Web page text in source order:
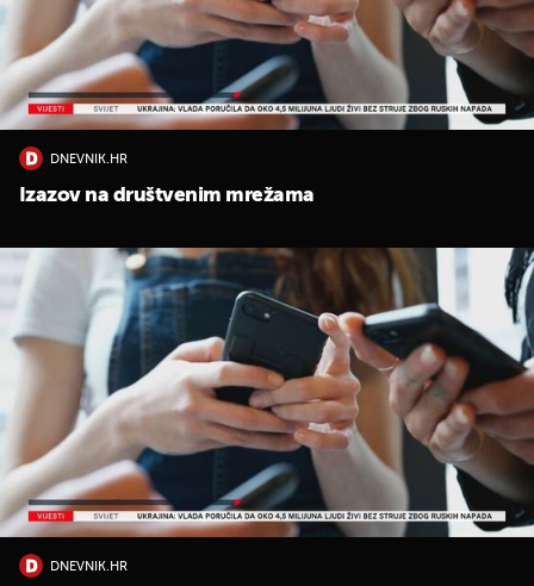
DNEVNIK.HR
Izazov na društvenim mrežama
DNEVNIK.HR
UKLJUČITE NOTIFIKACIJE